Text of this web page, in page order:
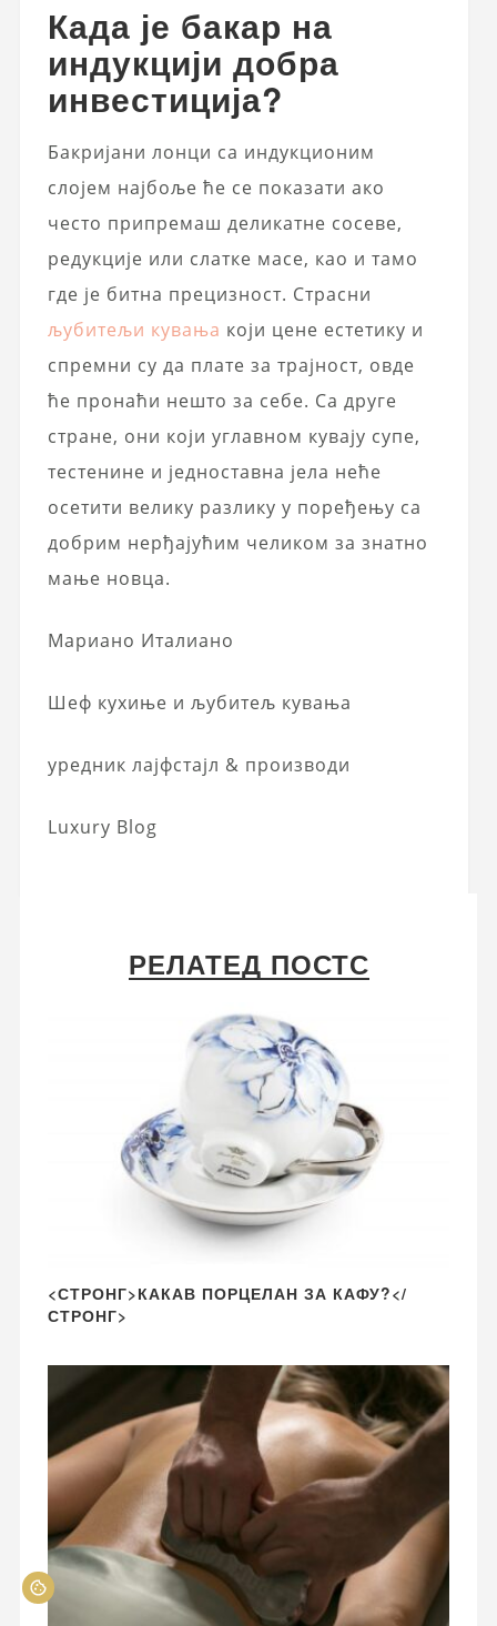
Када је бакар на
индукцији добра
инвестиција?
Бакријани лонци са индукционим
слојем најбоље ће се показати ако
често припремаш деликатне сосеве,
редукције или слатке масе, као и тамо
где је битна прецизност. Страсни
љубитељи кувања који цене естетику и
спремни су да плате за трајност, овде
ће пронаћи нешто за себе. Са друге
стране, они који углавном кувају супе,
тестенине и једноставна јела неће
осетити велику разлику у поређењу са
добрим нерђајућим челиком за знатно
мање новца.
Мариано Италиано
Шеф кухиње и љубитељ кувања
уредник лајфстајл & производи
Luxury Blog
РЕЛАТЕД ПОСТС
<СТРОНГ>КАКАВ ПОРЦЕЛАН ЗА КАФУ?</
СТРОНГ>